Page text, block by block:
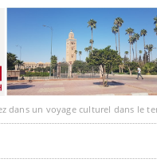
un voyage culturel dans le temps, à la